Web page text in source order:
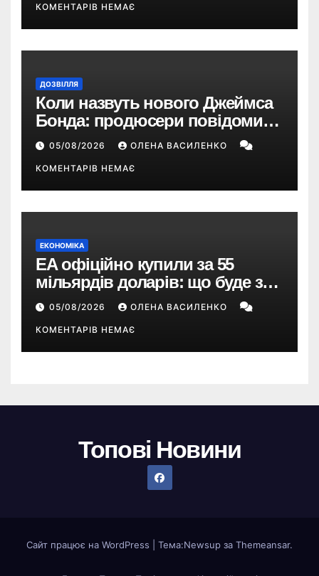
КОМЕНТАРІВ НЕМАЄ
ДОЗВІЛЛЯ
Коли назвуть нового Джеймса
Бонда: продюсери повідомили
про терміни кастингу
05/08/2026 ОЛЕНА ВАСИЛЕНКО
КОМЕНТАРІВ НЕМАЄ
ЕКОНОМІКА
EA офіційно купили за 55
мільярдів доларів: що буде з
EA Sports FC, Battlefield і The
Sims
05/08/2026 ОЛЕНА ВАСИЛЕНКО
КОМЕНТАРІВ НЕМАЄ
Топові Новини
Сайт працює на WordPress Тема:Newsup за Themeansar.